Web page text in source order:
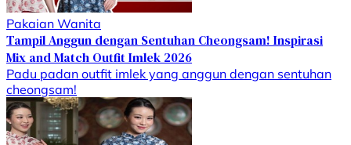
Pakaian Wanita
Tampil Anggun dengan Sentuhan Cheongsam! Inspirasi
Mix and Match Outfit Imlek 2026
Padu padan outfit imlek yang anggun dengan sentuhan
cheongsam!